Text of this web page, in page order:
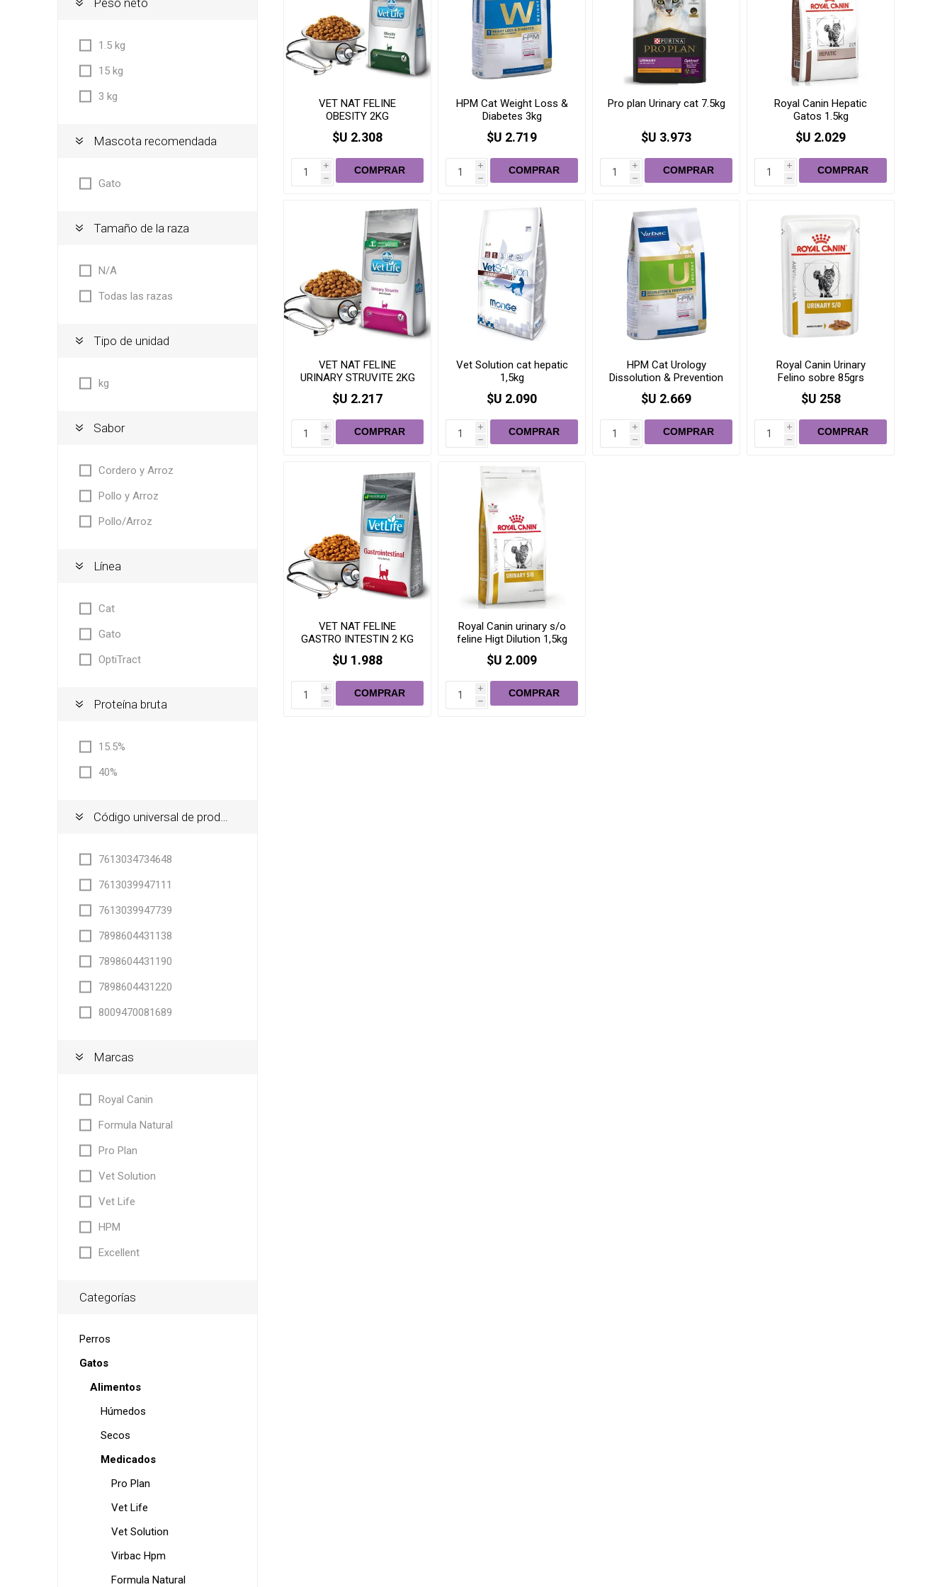
VET NAT FELINE
OBESITY 2KG
$U 2.308
i
h
HPM Cat Weight Loss &
Diabetes 3kg
$U 2.719
i
h
Pro plan Urinary cat 7.5kg
$U 3.973
i
h
Royal Canin Hepatic
Gatos 1.5kg
$U 2.029
i
h
VET NAT FELINE
URINARY STRUVITE 2KG
$U 2.217
i
h
Vet Solution cat hepatic
1,5kg
$U 2.090
i
h
HPM Cat Urology
Dissolution & Prevention
$U 2.669
i
h
Royal Canin Urinary
Felino sobre 85grs
$U 258
i
h
VET NAT FELINE
GASTRO INTESTIN 2 KG
$U 1.988
i
h
Royal Canin urinary s/o
feline Higt Dilution 1,5kg
$U 2.009
i
h
Peso neto
1.5 kg
15 kg
3 kg
Mascota recomendada
Gato
Tamaño de la raza
N/A
Todas las razas
Tipo de unidad
kg
Sabor
Cordero y Arroz
Pollo y Arroz
Pollo/Arroz
Línea
Cat
Gato
OptiTract
Proteína bruta
15.5%
40%
Código universal de producto
7613034734648
7613039947111
7613039947739
7898604431138
7898604431190
7898604431220
8009470081689
Marcas
Royal Canin
Formula Natural
Pro Plan
Vet Solution
Vet Life
HPM
Excellent
Categorías
Perros
Gatos
Alimentos
Húmedos
Secos
Medicados
Pro Plan
Vet Life
Vet Solution
Virbac Hpm
Formula Natural